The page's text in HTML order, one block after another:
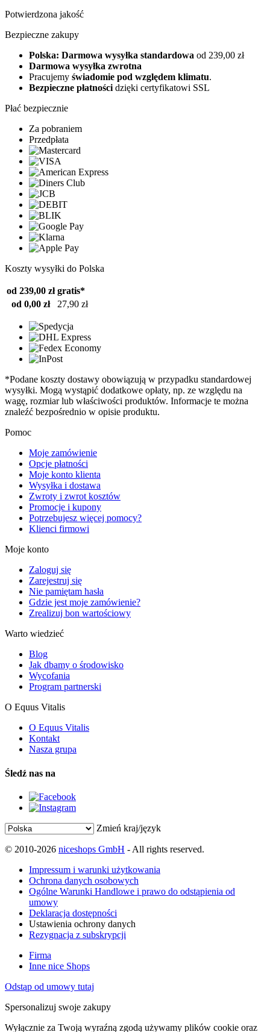
Potwierdzona jakość
Bezpieczne zakupy
Polska: Darmowa wysyłka standardowa od 239,00 zł
Darmowa wysyłka zwrotna
Pracujemy świadomie pod względem klimatu.
Bezpieczne płatnościdzięki certyfikatowi SSL
Płać bezpiecznie
Za pobraniem
Przedpłata
Koszty wysyłki do Polska
od 239,00 zł gratis*
od 0,00 zł
27,90 zł
*Podane koszty dostawy obowiązują w przypadku standardowej
wysyłki. Mogą wystąpić dodatkowe opłaty, np. ze względu na
wagę, rozmiar lub właściwości produktów. Informacje te można
znaleźć bezpośrednio w opisie produktu.
Pomoc
Moje zamówienie
Opcje płatności
Moje konto klienta
Wysyłka i dostawa
Zwroty i zwrot kosztów
Promocje i kupony
Potrzebujesz więcej pomocy?
Klienci firmowi
Moje konto
Zaloguj się
Zarejestruj się
Nie pamiętam hasła
Gdzie jest moje zamówienie?
Zrealizuj bon wartościowy
Warto wiedzieć
Blog
Jak dbamy o środowisko
Wycofania
Program partnerski
O Equus Vitalis
O Equus Vitalis
Kontakt
Nasza grupa
Śledź nas na
Zmień kraj/język
© 2010-2026 niceshops GmbH - All rights reserved.
Impressum i warunki użytkowania
Ochrona danych osobowych
Ogólne Warunki Handlowe i prawo do odstąpienia od
umowy
Deklaracja dostępności
Ustawienia ochrony danych
Rezygnacja z subskrypcji
Firma
Inne nice Shops
Odstąp od umowy tutaj
Spersonalizuj swoje zakupy
Wyłącznie za Twoją wyraźną zgodą używamy plików cookie oraz